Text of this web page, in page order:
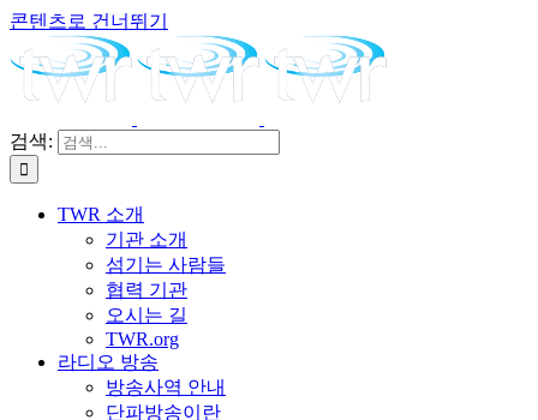
콘텐츠로 건너뛰기
검색:
TWR 소개
기관 소개
섬기는 사람들
협력 기관
오시는 길
TWR.org
라디오 방송
방송사역 안내
단파방송이란